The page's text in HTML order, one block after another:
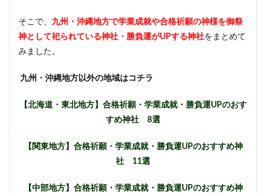
そこで、 九州・沖縄地方で学業成就や合格祈願の神様を御祭
神として祀られている神社・勝負運がUPする神社をまとめて
みました。
九州・沖縄地方以外の地域はコチラ
【北海道・東北地方】合格祈願・学業成就・勝負運UPのおす
すめ神社 8選
【関東地方】合格祈願・学業成就・勝負運UPのおすすめ神
社 11選
【中部地方】合格祈願・学業成就・勝負運UPのおすすめ神